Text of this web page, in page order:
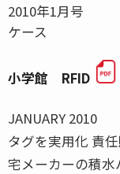
2010年1月号
ケース
小学館 RFID
JANUARY 2010
タグを実用化 責
宅メーカーの積